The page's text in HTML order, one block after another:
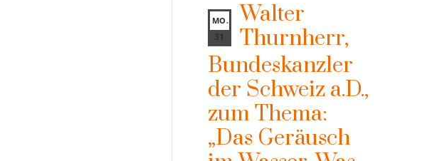
MO.
31
Walter
Thurnherr,
Bundeskanzler
der Schweiz a.D.,
zum Thema:
„Das Geräusch